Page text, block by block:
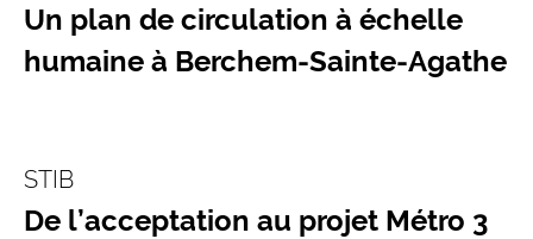
Un plan de circulation à échelle
humaine à Berchem-Sainte-Agathe
STIB
De l’acceptation au projet Métro 3